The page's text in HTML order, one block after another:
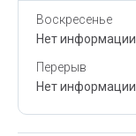
Воскресенье
Нет информации
Перерыв
Нет информации